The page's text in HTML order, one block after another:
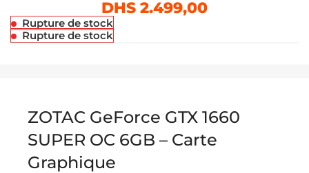
DHS2.499,00
Rupture de stock
Rupture de stock
ZOTAC GeForce GTX 1660
SUPER OC 6GB – Carte
Graphique